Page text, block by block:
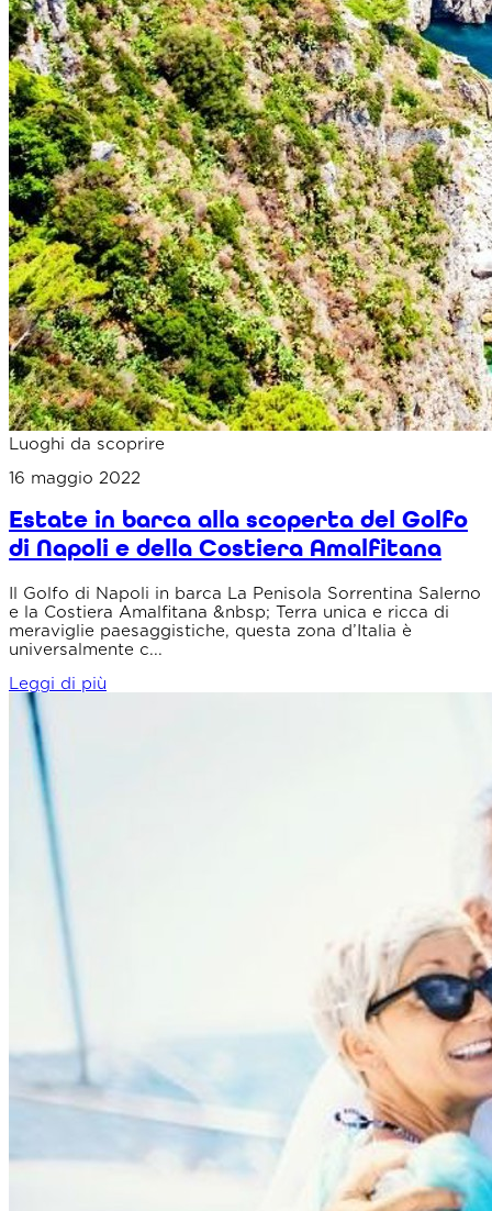
Luoghi da scoprire
16 maggio 2022
Estate in barca alla scoperta del Golfo
di Napoli e della Costiera Amalfitana
Il Golfo di Napoli in barca La Penisola Sorrentina Salerno
e la Costiera Amalfitana &nbsp; Terra unica e ricca di
meraviglie paesaggistiche, questa zona d’Italia è
universalmente c...
Leggi di più